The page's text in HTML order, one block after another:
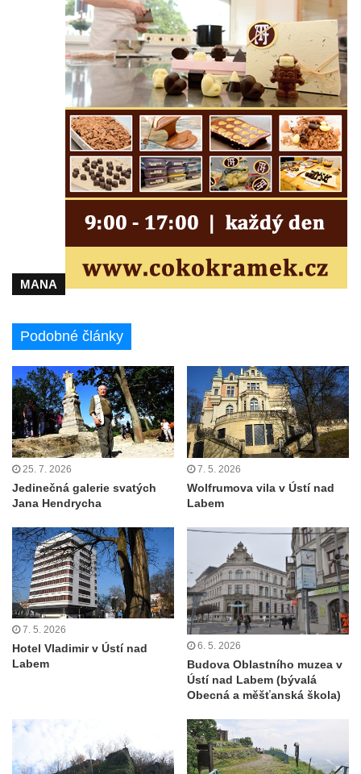
MANA
Podobné články
25. 7. 2026
Jedinečná galerie svatých
Jana Hendrycha
7. 5. 2026
Wolfrumova vila v Ústí nad
Labem
7. 5. 2026
Hotel Vladimir v Ústí nad
Labem
6. 5. 2026
Budova Oblastního muzea v
Ústí nad Labem (bývalá
Obecná a měšťanská škola)